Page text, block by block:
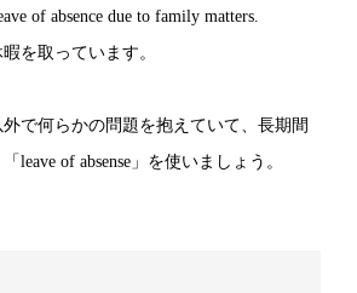
of absence due to family matters.
を取っています。
で何らかの問題を抱えていて、長期間
leave of absense」を使いましょう。